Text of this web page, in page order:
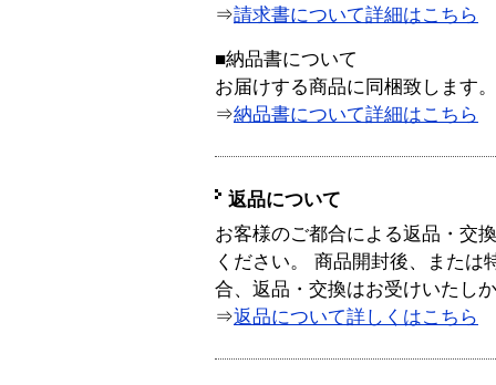
⇒請求書について詳細はこちら
■納品書について
お届けする商品に同梱致します。
⇒納品書について詳細はこちら
返品について
お客様のご都合による返品・交
ください。 商品開封後、または
合、返品・交換はお受けいたし
⇒返品について詳しくはこちら